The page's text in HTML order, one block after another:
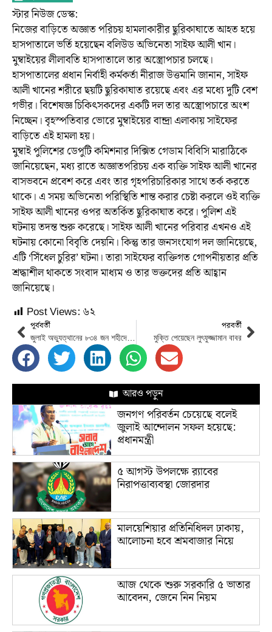
স্টার নিউজ ডেস্ক:
নিজের বাড়িতে অজ্ঞাত পরিচয় হামলাকারীর ছুরিকাঘাতে আহত হয়ে
হাসপাতালে ভর্তি হয়েছেন বলিউড অভিনেতা সাইফ আলী খান।
মুম্বাইয়ের লীলাবতি হাসপাতালে তার অস্ত্রোপচার চলছে।
হাসপাতালের প্রধান নির্বাহী কর্মকর্তা নীরাজ উত্তমানি জানান, সাইফ
আলী খানের শরীরে ছয়টি ছুরিকাঘাত রয়েছে এবং এর মধ্যে দুটি বেশ
গভীর। বিশেষজ্ঞ চিকিৎসকদের একটি দল তার অস্ত্রোপচারে অংশ
নিচ্ছেন। বৃহস্পতিবার ভোরে মুম্বাইয়ের বান্দ্রা এলাকায় সাইফের
বাড়িতে এই হামলা হয়।
মুম্বাই পুলিশের ডেপুটি কমিশনার দিক্সিত গেডাম বিবিসি মারাঠিকে
জানিয়েছেন, মধ্য রাতে অজ্ঞাতপরিচয় এক ব্যক্তি সাইফ আলী খানের
বাসভবনে প্রবেশ করে এবং তার গৃহপরিচারিকার সাথে তর্ক করতে
থাকে। এ সময় অভিনেতা পরিস্থিতি শান্ত করার চেষ্টা করলে ওই ব্যক্তি
সাইফ আলী খানের ওপর অতর্কিত ছুরিকাঘাত করে। পুলিশ এই
ঘটনায় তদন্ত শুরু করেছে। সাইফ আলী খানের পরিবার এখনও এই
ঘটনায় কোনো বিবৃতি দেয়নি। কিন্তু তার জনসংযোগ দল জানিয়েছে,
এটি ‘সিঁধেল চুরির’ ঘটনা। তারা সাইফের ব্যক্তিগত গোপনীয়তার প্রতি
শ্রদ্ধাশীল থাকতে সংবাদ মাধ্যম ও তার ভক্তদের প্রতি আহ্বান
জানিয়েছে।
Post Views: ৬২
পূর্ববর্তী
জুলাই অভ্যুত্থানের ৮৩৪ জন শহীদের গেজেট প্রকাশ
পরবর্তী
মুক্তি পেয়েছেন লুৎফুজ্জামান বাবর
আরও পড়ুন
জনগণ পরিবর্তন চেয়েছে বলেই
জুলাই আন্দোলন সফল হয়েছে:
প্রধানমন্ত্রী
৫ আগস্ট উপলক্ষে র‌্যাবের
নিরাপত্তাব্যবস্থা জোরদার
মালয়েশিয়ার প্রতিনিধিদল ঢাকায়,
আলোচনা হবে শ্রমবাজার নিয়ে
আজ থেকে শুরু সরকারি ৫ ভাতার
আবেদন, জেনে নিন নিয়ম